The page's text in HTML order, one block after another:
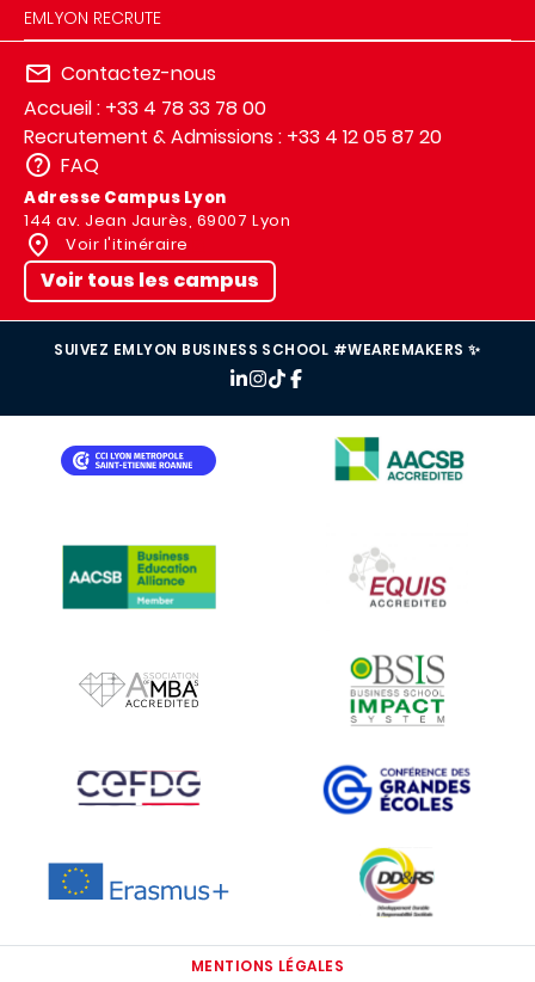
EMLYON RECRUTE
Contactez-nous
Accueil : +33 4 78 33 78 00
Recrutement & Admissions : +33 4 12 05 87 20
FAQ
Adresse Campus Lyon
144 av. Jean Jaurès, 69007 Lyon
Voir l'itinéraire
Voir tous les campus
SUIVEZ EMLYON BUSINESS SCHOOL #WEAREMAKERS ✨
IMAGE
IMAGE
IMAGE
IMAGE
IMAGE IMAGE
MENTIONS LÉGALES